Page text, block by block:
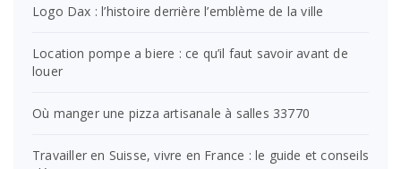
Logo Dax : l’histoire derrière l’emblème de la ville
Location pompe a biere : ce qu’il faut savoir avant de
louer
Où manger une pizza artisanale à salles 33770
Travailler en Suisse, vivre en France : le guide et conseils